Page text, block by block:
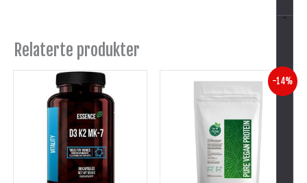
-
Relaterte produkter
-14%
pris
var:
kr 349.
Nåværende
pris
er:
kr 299.